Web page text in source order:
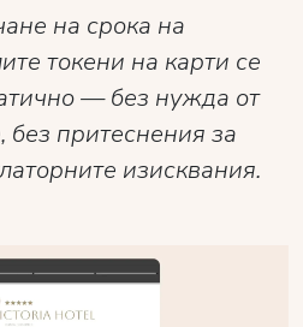
на срока на
токени на карти се
— без нужда от
притеснения за
изисквания.